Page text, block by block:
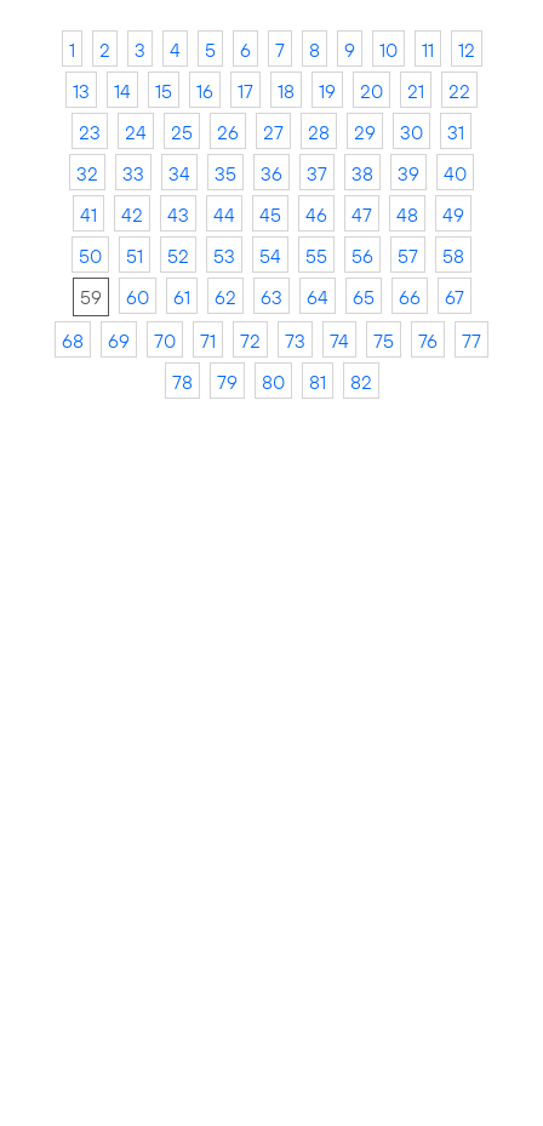
1 2 3 4 5 6 7 8 9 10 11
12
13
14 15 16 17 18 19 20 21
22
23
24 25 26 27 28 29 30
31
32
33 34 35 36 37 38 39
40
41
42 43 44 45 46 47 48
49
50
51 52 53 54 55 56 57
58
59
60 61 62 63 64 65 66
67
68
69 70 71 72 73 74 75 76
77
78
79 80 81 82